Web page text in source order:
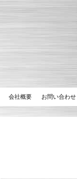
会社概要 お問い合わせ